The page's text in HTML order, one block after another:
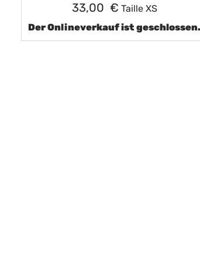
33,00 € Taille XS
Der Onlineverkauf ist geschlossen.